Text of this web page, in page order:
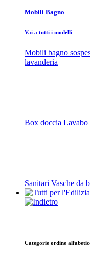
Mobili Bagno
Vai a tutti i modelli
Mobili bagno
lavanderia
Box doccia Lavabo
Sanitari Vasche da
Categorie ordine